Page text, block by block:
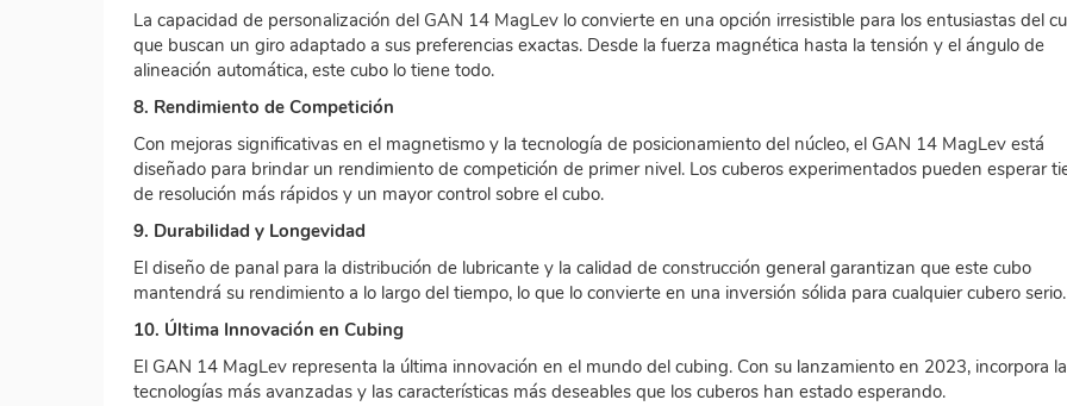
La capacidad de personalización del GAN 14 MagLev lo convierte en una opción irresistible para los entusiastas del
que buscan un giro adaptado a sus preferencias exactas. Desde la fuerza magnética hasta la tensión y el ángulo de
alineación automática, este cubo lo tiene todo.
8. Rendimiento de Competición
Con mejoras significativas en el magnetismo y la tecnología de posicionamiento del núcleo, el GAN 14 MagLev está
diseñado para brindar un rendimiento de competición de primer nivel. Los cuberos experimentados pueden esperar
de resolución más rápidos y un mayor control sobre el cubo.
9. Durabilidad y Longevidad
El diseño de panal para la distribución de lubricante y la calidad de construcción general garantizan que este cubo
mantendrá su rendimiento a lo largo del tiempo, lo que lo convierte en una inversión sólida para cualquier cubero serio.
10. Última Innovación en Cubing
El GAN 14 MagLev representa la última innovación en el mundo del cubing. Con su lanzamiento en 2023, incorpora
tecnologías más avanzadas y las características más deseables que los cuberos han estado esperando.